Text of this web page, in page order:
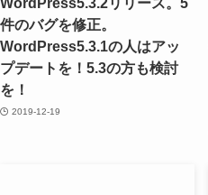
件のバグを修正。
WordPress5.3.1の人はアッ
プデートを！5.3の方も検討
を！
2019-12-19